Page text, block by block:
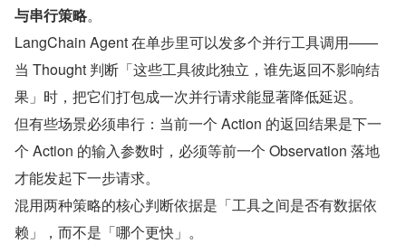
与串行策略。
LangChain Agent 在单步里可以发多个并行工具调用——
当 Thought 判断「这些工具彼此独立，谁先返回不影响结
果」时，把它们打包成一次并行请求能显著降低延迟。
但有些场景必须串行：当前一个 Action 的返回结果是下一
个 Action 的输入参数时，必须等前一个 Observation 落地
才能发起下一步请求。
混用两种策略的核心判断依据是「工具之间是否有数据依
赖」，而不是「哪个更快」。